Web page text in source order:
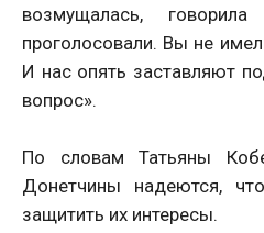
возмущалась,
проголосовали. Вы не
И нас опять заставляют
вопрос».
По словам Татьяны
Донетчины надеются,
защитить их интересы.